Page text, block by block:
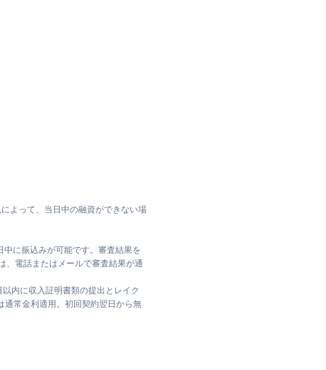
よって、当日中の融資ができない場
に振込みが可能です。審査結果を
、電話またはメールで審査結果が通
内に収入証明書類の提出とレイク
通常金利適用。初回契約翌日から無